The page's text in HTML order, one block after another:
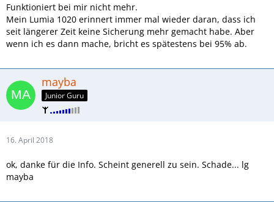
Funktioniert bei mir nicht mehr.
Mein Lumia 1020 erinnert immer mal wieder daran, dass ich
seit längerer Zeit keine Sicherung mehr gemacht habe. Aber
wenn ich es dann mache, bricht es spätestens bei 95% ab.
mayba
Junior Guru
16. April 2018
ok, danke für die Info. Scheint generell zu sein. Schade... lg
mayba